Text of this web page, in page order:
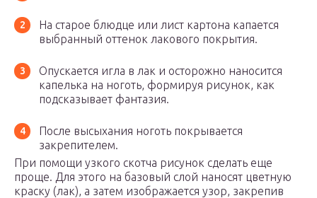
На старое блюдце или лист картона капается
выбранный оттенок лакового покрытия.
Опускается игла в лак и осторожно наносится
капелька на ноготь, формируя рисунок, как
подсказывает фантазия.
После высыхания ноготь покрывается
закрепителем.
При помощи узкого скотча рисунок сделать еще
проще. Для этого на базовый слой наносят цветную
краску (лак), а затем изображается узор, закрепив